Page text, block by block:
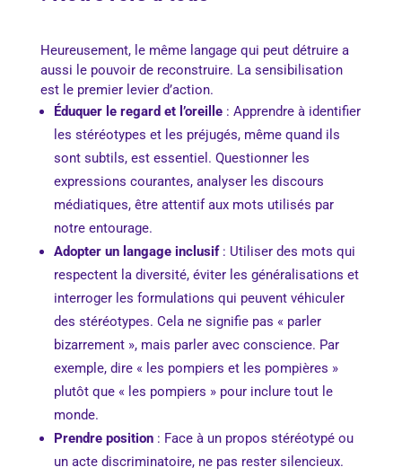
Heureusement, le même langage qui peut détruire a
aussi le pouvoir de reconstruire. La sensibilisation
est le premier levier d’action.
Éduquer le regard et l’oreille: Apprendre à identifier
les stéréotypes et les préjugés, même quand ils
sont subtils, est essentiel. Questionner les
expressions courantes, analyser les discours
médiatiques, être attentif aux mots utilisés par
notre entourage.
Adopter un langage inclusif: Utiliser des mots qui
respectent la diversité, éviter les généralisations et
interroger les formulations qui peuvent véhiculer
des stéréotypes. Cela ne signifie pas « parler
bizarrement », mais parler avec conscience. Par
exemple, dire « les pompiers et les pompières »
plutôt que « les pompiers » pour inclure tout le
monde.
Prendre position: Face à un propos stéréotypé ou
un acte discriminatoire, ne pas rester silencieux.